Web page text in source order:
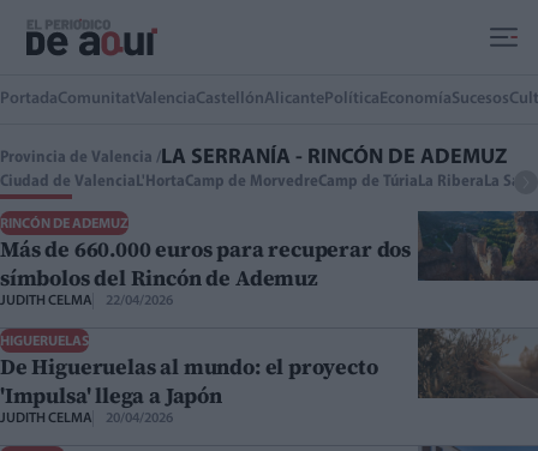
PortadaComunitatValenciaCastellónAlicante Política EconomíaSucesos
Provincia de Valencia /LA SERRANÍA - RINCÓN DE ADEMUZ
Ciudad de ValenciaL'HortaCamp de MorvedreCamp de TúriaLa RiberaLa Safor
RINCÓN DE ADEMUZ
Más de 660.000 euros para recuperar dos
símbolos del Rincón de Ademuz
JUDITH CELMA 22/04/2026
HIGUERUELAS
De Higueruelas al mundo: el proyecto
'Impulsa' llega a Japón
JUDITH CELMA 20/04/2026